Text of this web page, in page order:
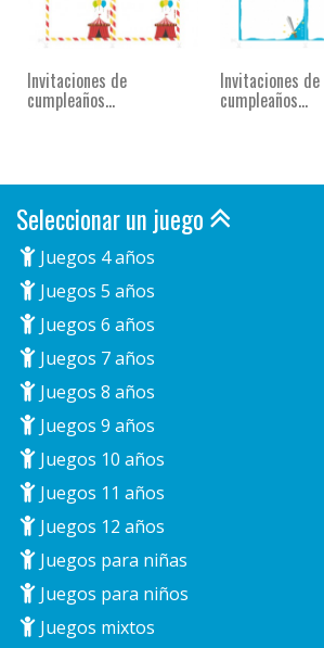
Invitaciones de
cumpleaños...
Invitaciones de
cumpleaños...
Seleccionar un juego
Juegos 4 años
Juegos 5 años
Juegos 6 años
Juegos 7 años
Juegos 8 años
Juegos 9 años
Juegos 10 años
Juegos 11 años
Juegos 12 años
Juegos para niñas
Juegos para niños
Juegos mixtos